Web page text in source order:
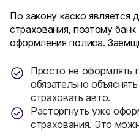
По закону каско
страхования, поэтому
оформления полиса.
Просто не оформлять
обязательно
страховать авто.
Расторгнуть уже
страхования. Это